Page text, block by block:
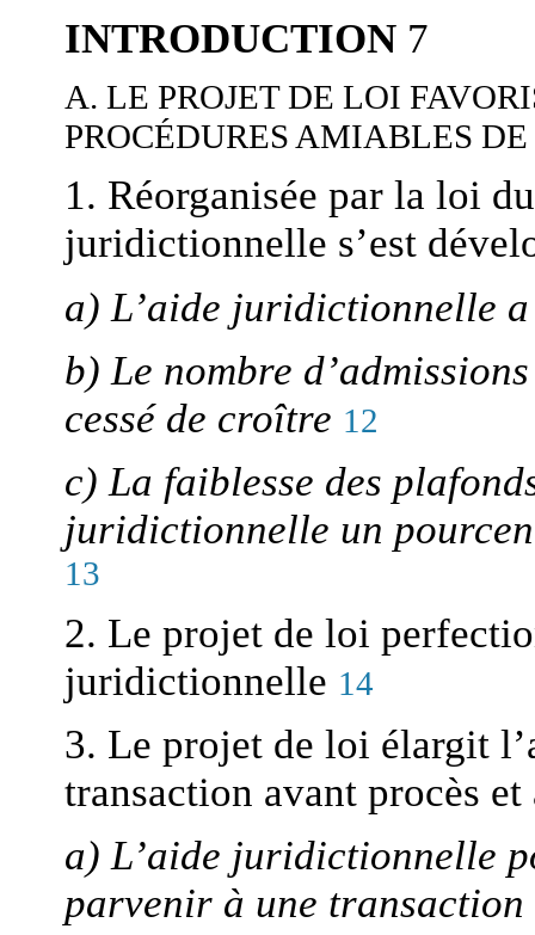
INTRODUCTION 7
A. LE PROJET DE LOI
PROCÉDURES AMIABLES
1. Réorganisée par la loi
juridictionnelle s’est
a) L’aide juridictionnelle
b) Le nombre
cessé de croître 12
c) La faiblesse des
juridictionnelle un
13
2. Le projet de loi
juridictionnelle 14
3. Le projet de loi élargit
transaction avant procès
a) L’aide juridictionnelle
parvenir à une